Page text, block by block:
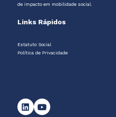
de impacto em mobilidade social.
Links Rápidos
Estatuto Social
Política de Privacidade